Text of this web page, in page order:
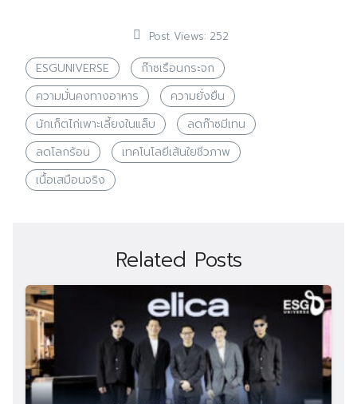
Post Views: 252
ESGUNIVERSE
ก๊าซเรือนกระจก
ความมั่นคงทางอาหาร
ความยั่งยืน
นักเก็ตไก่เพาะเลี้ยงในแล็บ
ลดก๊าซมีเทน
ลดโลกร้อน
เทคโนโลยีเส้นใยชีวภาพ
เนื้อเสมือนจริง
Related Posts